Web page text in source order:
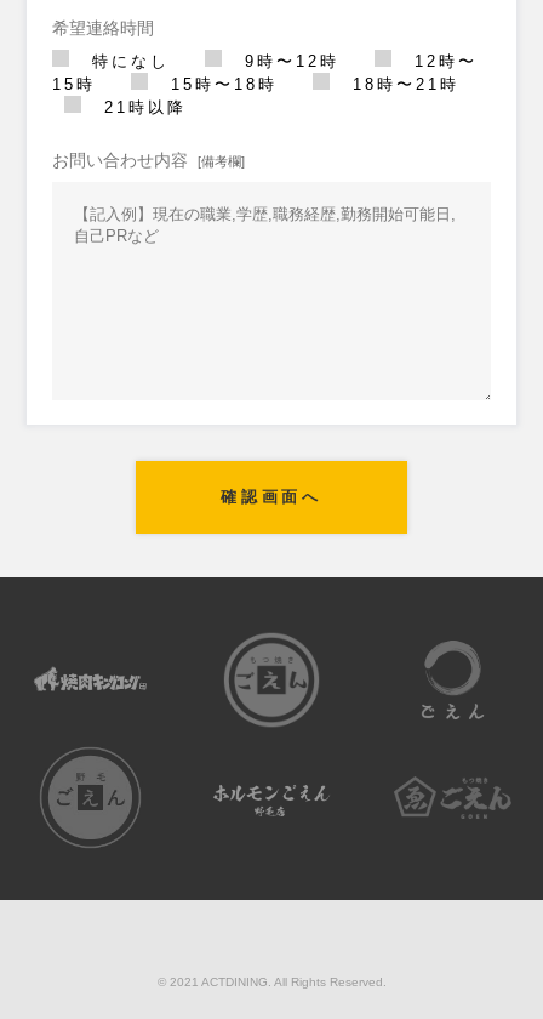
希望連絡時間
特になし 9時〜12時
12時〜
15時
15時〜18時
18時〜21時
21時以降
お問い合わせ内容 [備考欄]
© 2021 ACTDINING. All Rights Reserved.